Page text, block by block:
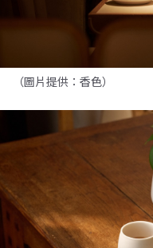
（圖片提供：香色）